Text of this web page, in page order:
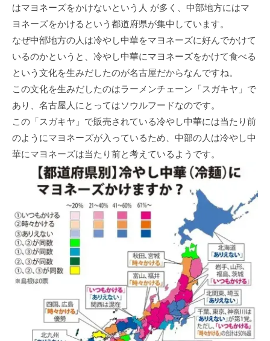
はマヨネーズをかけないという人 が多く、中部地方にはマ
ヨネーズをかけるという都道府県が集中しています。
なぜ中部地方の人は冷やし中華をマヨネーズに好んでかけて
いるのかというと、冷やし中華にマヨネーズをかけて食べる
という文化を生みだしたのが名古屋だからなんですね。
この文化を生みだしたのはラーメンチェーン「スガキヤ」で
あり、名古屋人にとってはソウルフードなのです。
この「スガキヤ」で販売されている冷やし中華には当たり前
のようにマヨネーズが入っているため、中部の人は冷やし中
華にマヨネーズは当たり前と考えているようです。